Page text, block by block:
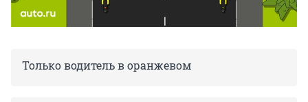
Только водитель в оранжевом